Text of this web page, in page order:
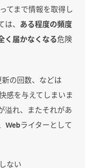
てまで情報を取得し
、 ある程度の頻度
く届かなくなる危険
の回数、などは
感を与えてしまいま
溢れ、またそれがあ
Webライターとして
ない